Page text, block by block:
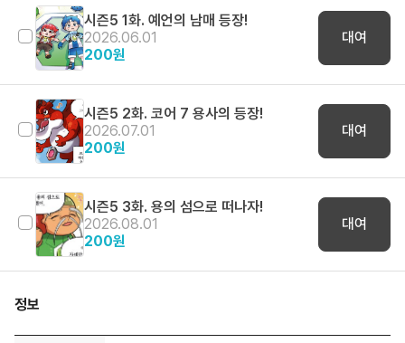
시즌5 1화. 예언의 남매 등장!
2026.06.01
200원
대여
시즌5 2화. 코어 7 용사의 등장!
2026.07.01
200원
대여
시즌5 3화. 용의 섬으로 떠나자!
2026.08.01
200원
대여
정보